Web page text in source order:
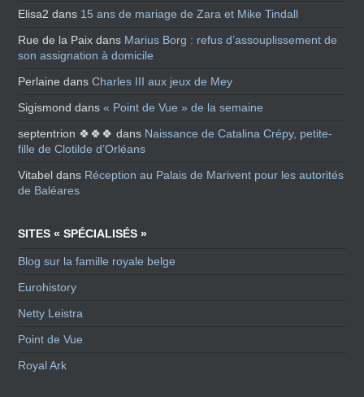
Elisa2 dans 15 ans de mariage de Zara et Mike Tindall
Rue de la Paix dans Marius Borg : refus d’assouplissement de
son assignation à domicile
Perlaine dansCharles III aux jeux de Mey
Sigismond dans« Point de Vue » de la semaine
septentrion 🍀🍀🍀 dans Naissance de Catalina Crépy, petite-
fille de Clotilde d’Orléans
Vitabel dans Réception au Palais de Marivent pour les autorités
de Baléares
SITES « SPÉCIALISÉS »
Blog sur la famille royale belge
Eurohistory
Netty Leistra
Point de Vue
Royal Ark